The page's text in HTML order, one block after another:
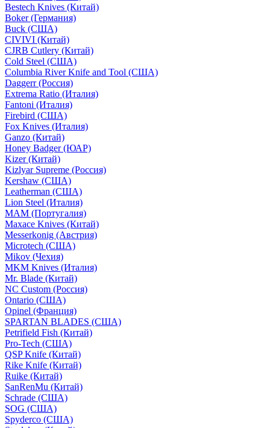
Bestech Knives (Китай)
Boker (Германия)
Buck (США)
CIVIVI (Китай)
CJRB Cutlery (Китай)
Cold Steel (США)
Columbia River Knife and Tool (США)
Daggerr (Россия)
Extrema Ratio (Италия)
Fantoni (Италия)
Firebird (США)
Fox Knives (Италия)
Ganzo (Китай)
Honey Badger (ЮАР)
Kizer (Китай)
Kizlyar Supreme (Россия)
Kershaw (США)
Leatherman (США)
Lion Steel (Италия)
MAM (Португалия)
Maxace Knives (Китай)
Messerkonig (Австрия)
Microtech (США)
Mikov (Чехия)
MKM Knives (Италия)
Mr. Blade (Китай)
NC Custom (Россия)
Ontario (США)
Opinel (Франция)
SPARTAN BLADES (США)
Petrifield Fish (Китай)
Pro-Tech (США)
QSP Knife (Китай)
Rike Knife (Китай)
Ruike (Китай)
SanRenMu (Китай)
Schrade (США)
SOG (США)
Spyderco (США)